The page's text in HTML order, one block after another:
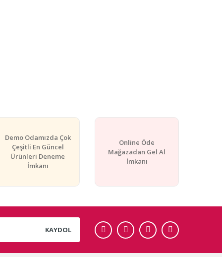
Demo Odamızda Çok
Çeşitli En Güncel
Ürünleri Deneme
İmkanı
Online Öde
Mağazadan Gel Al
İmkanı
KAYDOL